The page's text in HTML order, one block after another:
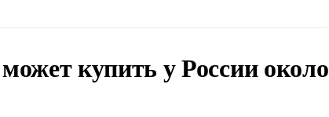
купить у России около